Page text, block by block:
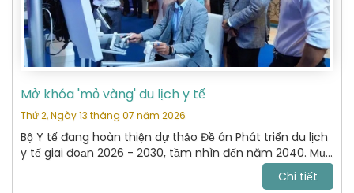
Mở khóa 'mỏ vàng' du lịch y tế
Thứ 2, Ngày 13 tháng 07 năm 2026
Bộ Y tế đang hoàn thiện dự thảo Đề án Phát triển du lịch
y tế giai đoạn 2026 - 2030, tầm nhìn đến năm 2040. Mục
tiêu tới năm 2030, VN trở thành điểm đến chăm sóc sức
khỏe uy tín, cạnh tranh trong khu vực Đông Nam Á và
Chi tiết